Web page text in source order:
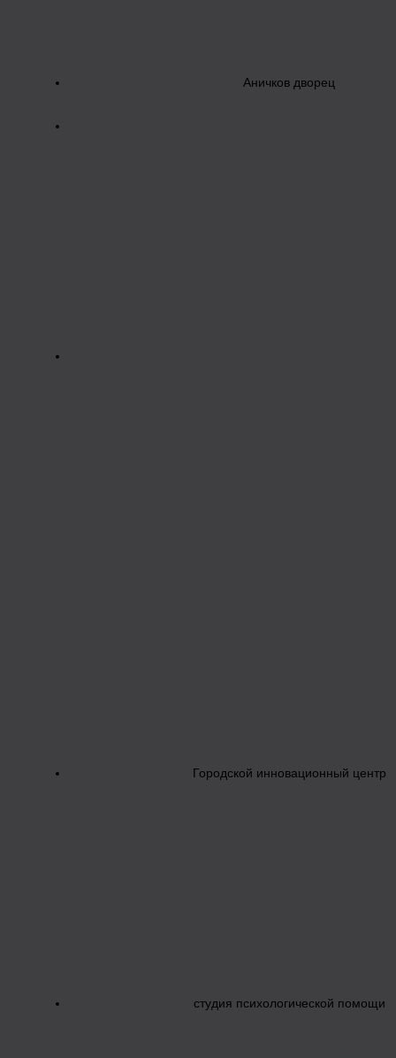
Аничков дворец
Городской инновационный центр
студия психологической помощи